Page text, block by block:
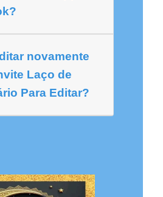
novamente
Laço de
Para Editar?